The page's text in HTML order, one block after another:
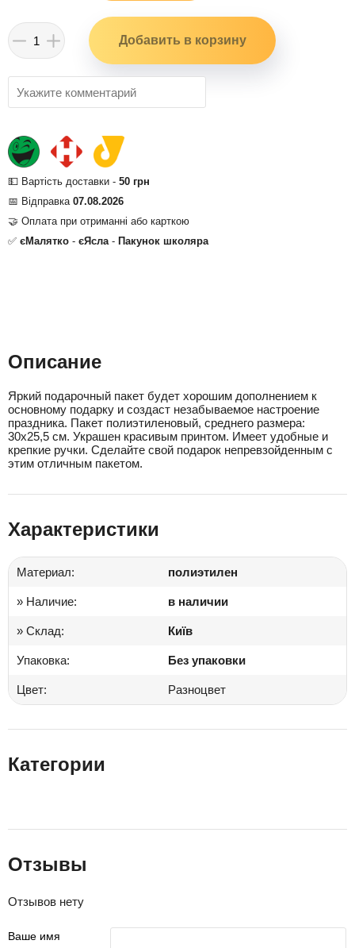
💵 Вартість доставки - 50 грн
📅 Відправка 07.08.2026
🤝 Оплата при отриманні або карткою
✅ єМалятко - єЯсла- Пакунок школяра
Описание
Яркий подарочный пакет будет хорошим дополнением к
основному подарку и создаст незабываемое настроение
праздника. Пакет полиэтиленовый, среднего размера:
30х25,5 см. Украшен красивым принтом. Имеет удобные и
крепкие ручки. Сделайте свой подарок непревзойденным с
этим отличным пакетом.
Характеристики
Материал: полиэтилен
» Наличие: в наличии
» Склад: Київ
Упаковка: Без упаковки
Цвет: Разноцвет
Категории
Отзывы
Отзывов нету
Ваше имя